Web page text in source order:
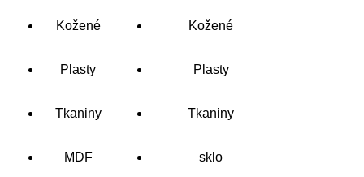
Kožené Kožené
Plasty Plasty
Tkaniny Tkaniny
MDF sklo